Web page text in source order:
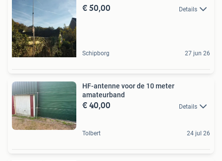
€ 50,00 Details
Schipborg 27 jun 26
HF-antenne voor de 10 meter
amateurband
€ 40,00 Details
Tolbert 24 jul 26